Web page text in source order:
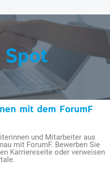
Spot
mit dem ForumF
und Mitarbeiter aus
mit ForumF. Bewerben Sie
Karriereseite oder verweisen